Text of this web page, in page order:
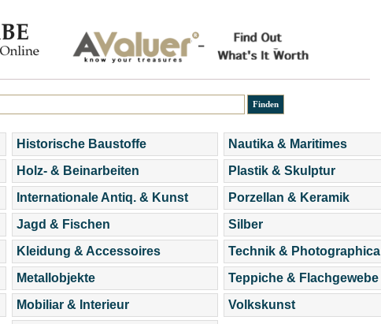
Historische Baustoffe
Holz- & Beinarbeiten
Internationale Antiq. & Kunst
Jagd & Fischen
Kleidung & Accessoires
Metallobjekte
Mobiliar & Interieur
Nautika & Maritimes
Plastik & Skulptur
Porzellan & Keramik
Silber
Technik & Photographica
Teppiche & Flachgewebe
Volkskunst